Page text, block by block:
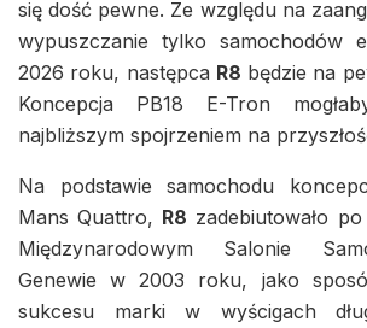
się dość pewne. Ze względu na
wypuszczanie tylko samochodów
2026 roku, następca R8 będzie na
Koncepcja PB18 E-Tron
najbliższym spojrzeniem na
Na podstawie samochodu
Mans Quattro, R8 zadebiutowało
Międzynarodowym Salonie
Genewie w 2003 roku, jako
sukcesu marki w wyścigach